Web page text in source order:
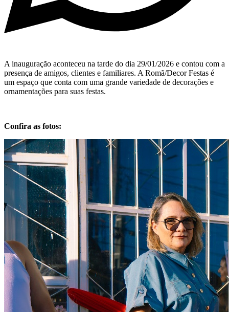
A inauguração aconteceu na tarde do dia 29/01/2026 e contou com a
presença de amigos, clientes e familiares. A Romã/Decor Festas é
um espaço que conta com uma grande variedade de decorações e
ornamentações para suas festas.
Confira as fotos: